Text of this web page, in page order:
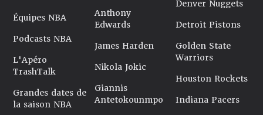
Équipes NBA
Podcasts NBA
L'Apéro
TrashTalk
Grandes dates de
la saison NBA
Anthony
Edwards
James Harden
Nikola Jokic
Giannis
Antetokounmpo
Denver Nuggets
Detroit Pistons
Golden State
Warriors
Houston Rockets
Indiana Pacers